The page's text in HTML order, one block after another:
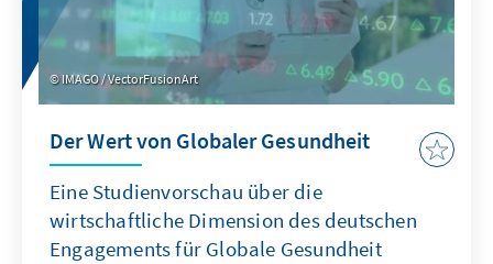
IMAGO / VectorFusionArt
Der Wert von Globaler Gesundheit
Eine Studienvorschau über die
wirtschaftliche Dimension des deutschen
Engagements für Globale Gesundheit